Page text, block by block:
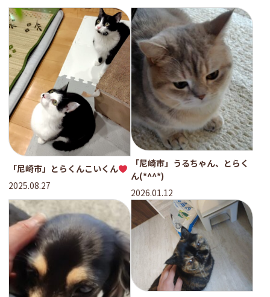
「尼崎市」とらくんこいくん
2025.08.27
「尼崎市」うるちゃん、とらく
ん(*^^*)
2026.01.12